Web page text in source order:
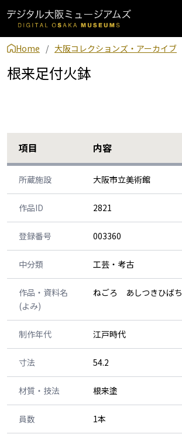
Home 大阪コレクションズ・アーカイブ
根来足付火鉢
項目 内容
所蔵施設 大阪市立美術館
作品ID 2821
登録番号 003360
中分類 工芸・考古
作品・資料名
(よみ)
ねごろ あしつきひばち
制作年代 江戸時代
寸法 54.2
材質・技法 根来塗
員数 1本